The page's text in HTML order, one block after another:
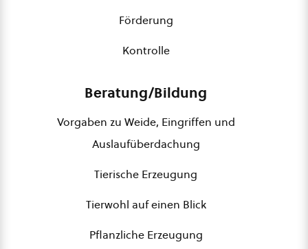
Förderung
Kontrolle
Beratung/Bildung
Vorgaben zu Weide, Eingriffen und
Auslaufüberdachung
Tierische Erzeugung
Tierwohl auf einen Blick
Pflanzliche Erzeugung